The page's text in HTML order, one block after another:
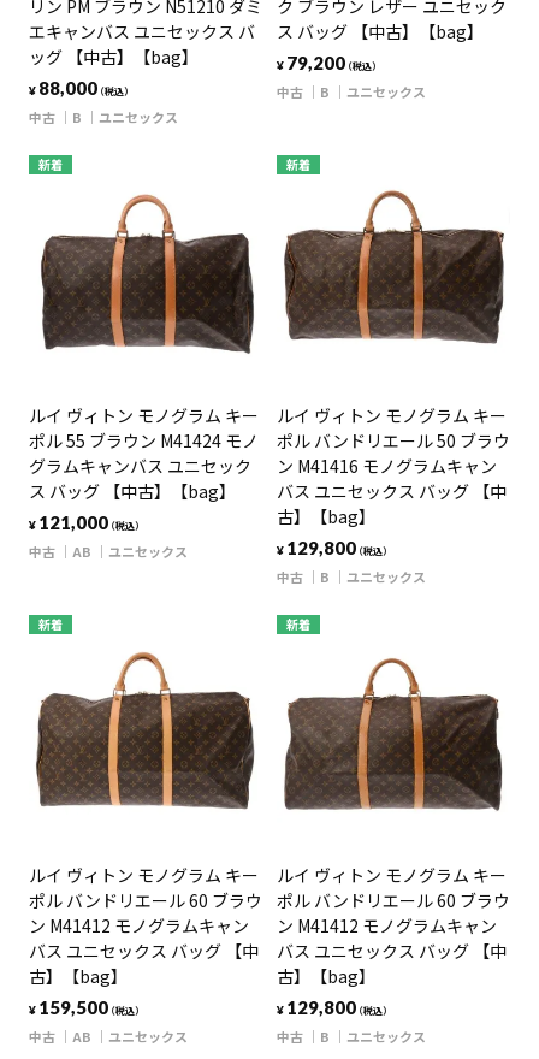
リン PM ブラウン N51210 ダミ
エキャンバス ユニセックス バ
ッグ 【中古】【bag】
¥ 88,000（税込）
中古 B ユニセックス
ク ブラウン レザー ユニセック
ス バッグ 【中古】【bag】
¥ 79,200（税込）
中古 B ユニセックス
新着
ルイ ヴィトン モノグラム キー
ポル 55 ブラウン M41424 モノ
グラムキャンバス ユニセック
ス バッグ 【中古】【bag】
¥ 121,000（税込）
中古 AB ユニセックス
新着
ルイ ヴィトン モノグラム キー
ポル バンドリエール 50 ブラウ
ン M41416 モノグラムキャン
バス ユニセックス バッグ 【中
古】【bag】
¥ 129,800（税込）
中古 B ユニセックス
新着
ルイ ヴィトン モノグラム キー
ポル バンドリエール 60 ブラウ
ン M41412 モノグラムキャン
バス ユニセックス バッグ 【中
古】【bag】
¥ 159,500（税込）
中古 AB ユニセックス
新着
ルイ ヴィトン モノグラム キー
ポル バンドリエール 60 ブラウ
ン M41412 モノグラムキャン
バス ユニセックス バッグ 【中
古】【bag】
¥ 129,800（税込）
中古 B ユニセックス